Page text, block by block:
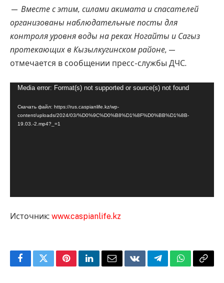
— Вместе с этим, силами акимата и спасателей
организованы наблюдательные посты для
контроля уровня воды на реках Ногайты и Сагыз
протекающих в Кызылкугинском районе, —
отмечается в сообщении пресс-службы ДЧС.
Видеоплеер
Media error: Format(s) not supported or source(s) not found
Скачать файл: https://rus.caspianlife.kz/wp-
content/uploads/2024/03/%D0%9C%D0%B8%D1%8F%D0%BB%D1%8B-
19.03.-2.mp4?_=1
Источник: www.caspianlife.kz
FacebookTwitterPinterestLinkedInEmailVKontakteTelegramWhatsApp
Copy